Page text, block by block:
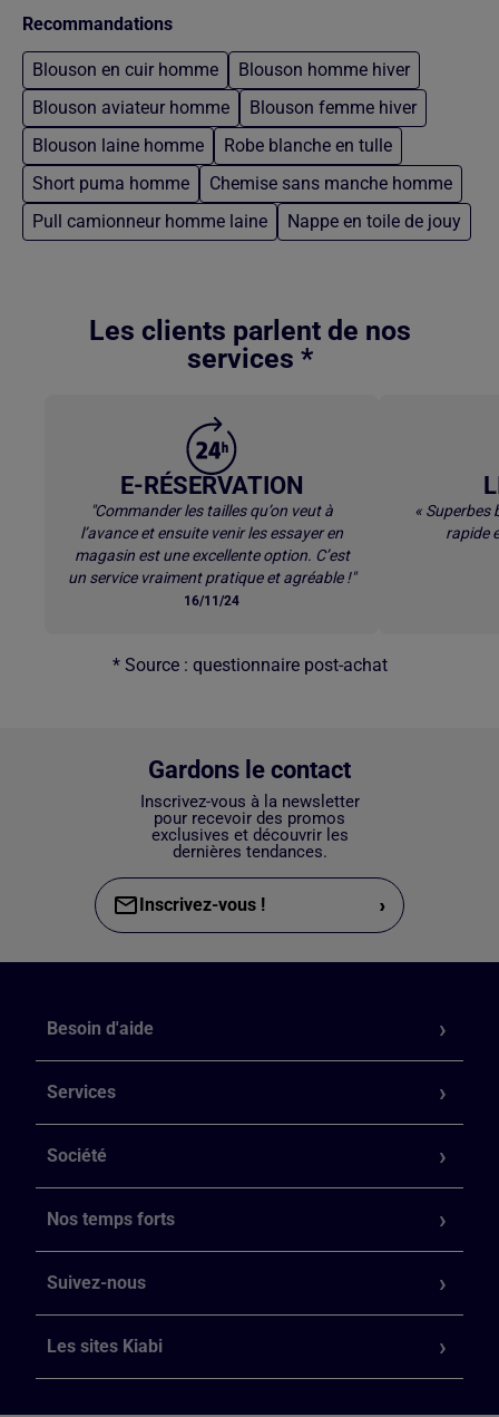
Recommandations
Blouson en cuir homme
Blouson homme hiver
Blouson aviateur homme
Blouson femme hiver
Blouson laine homme
Robe blanche en tulle
Short puma homme
Chemise sans manche homme
Pull camionneur homme laine
Nappe en toile de jouy
Les clients parlent de nos
services *
E-RÉSERVATION
"Commander les tailles qu’on veut à
l’avance et ensuite venir les essayer en
magasin est une excellente option. C’est
un service vraiment pratique et agréable !"
16/11/24
« Superbes
rapide
* Source : questionnaire post-achat
Gardons le contact
Inscrivez-vous à la newsletter
pour recevoir des promos
exclusives et découvrir les
dernières tendances.
Inscrivez-vous ! ›
Besoin d'aide
Services
Société
Nos temps forts
Suivez-nous
Les sites Kiabi